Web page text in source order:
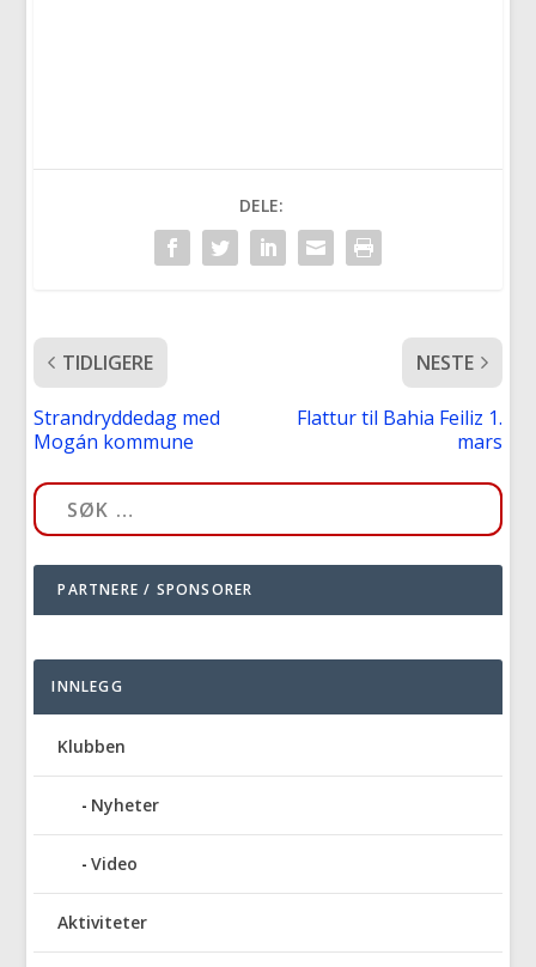
DELE:
TIDLIGERE
Strandryddedag med
Mogán kommune
NESTE
Flattur til Bahia Feiliz 1.
mars
PARTNERE / SPONSORER
INNLEGG
Klubben
Nyheter
Video
Aktiviteter